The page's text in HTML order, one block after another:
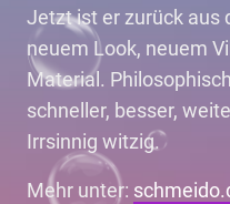
Jetzt ist er zurück aus
neuem Look, neuem
Material.
schneller, besser,
Irrsinnig witzig.
Mehr unter: